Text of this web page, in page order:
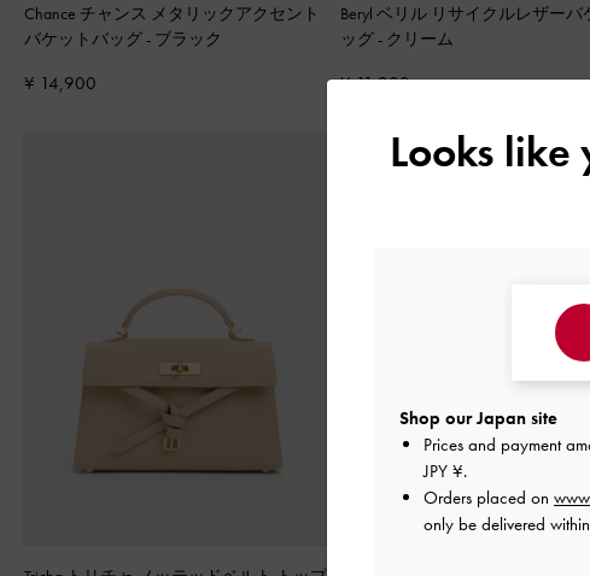
Chance チャンス メタリックアクセント
バケットバッグ - ブラック
¥ 14,900
Beryl ベリル リサイクルレザーバ
ッグ - クリーム
¥ 11,900
Looks
Shop our Japan site
Prices and payment
JPY ¥.
Orders placed on
only be delivered